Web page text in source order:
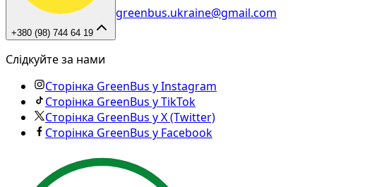
+380 (98) 744 64 19
greenbus.ukraine@gmail.com
Слідкуйте за нами
Сторінка GreenBus у Instagram
Сторінка GreenBus у TikTok
Сторінка GreenBus у X (Twitter)
Сторінка GreenBus у Facebook